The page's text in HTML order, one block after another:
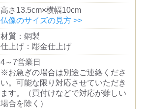
高さ13.5cm×横幅10cm
仏像のサイズの見方 >>
材質：銅製
仕上げ：彫金仕上げ
4～7営業日
※お急ぎの場合は別途ご連絡くださ
い。可能な限り対応させていただき
ます。（買付けなどで対応が難しい
場合を除く）